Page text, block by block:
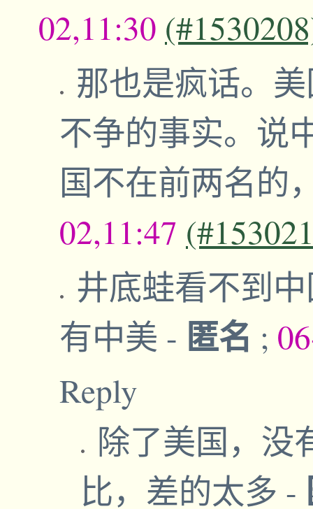
02,11:30
那也是疯话。
不争的事实。说
国不在前两名的
02,11:47
井底蛙看不到
有中美 - 匿名 ;
Reply
除了美国，没
比，差的太多 -